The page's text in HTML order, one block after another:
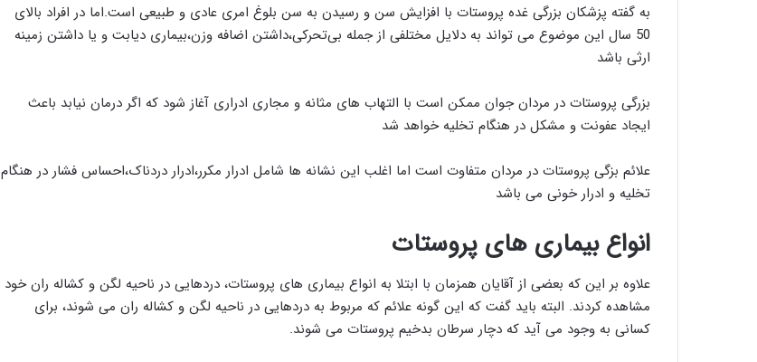
به گفته پزشکان بزرگی غده پروستات با افزایش سن و رسیدن به سن بلوغ امری عادی و طبیعی است.اما در افراد بالای
50 سال این موضوع می تواند به دلایل مختلفی از جمله بی‌تحرکی،داشتن اضافه وزن،بیماری دیابت و یا داشتن زمینه
ارثی باشد
بزرگی پروستات در مردان جوان ممکن است با التهاب های مثانه و مجاری ادراری آغاز شود که اگر درمان نیابد باعث
ایجاد عفونت و مشکل در هنگام تخلیه خواهد شد
علائم بزگی پروستات در مردان متفاوت است اما اغلب این نشانه ها شامل ادرار مکرر،ادرار دردناک،احساس فشار در هنگام
تخلیه و ادرار خونی می باشد
انواع بیماری های پروستات
علاوه بر این که بعضی از آقایان همزمان با ابتلا به انواع بیماری های پروستات، دردهایی در ناحیه لگن و کشاله ران خود
مشاهده کردند. البته باید گفت که این گونه علائم که مربوط به دردهایی در ناحیه لگن و کشاله ران می شوند، برای
کسانی به وجود می آید که دچار سرطان بدخیم پروستات می شوند.